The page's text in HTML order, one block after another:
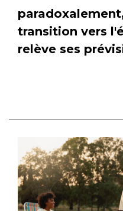
transition vers
relève ses